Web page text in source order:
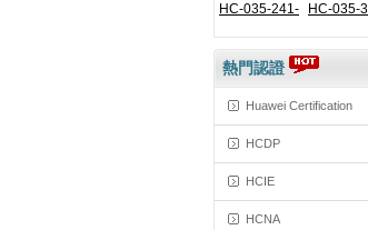
CHS ENU
HC-035-241-
ENU
HC-035-
CHS
熱門認證
Huawei Certification
HCDP
HCIE
HCNA